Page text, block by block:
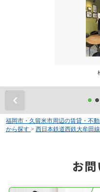
福岡市・久留米市周辺の賃貸・不
から探す > 西日本鉄道西鉄大牟田線
お